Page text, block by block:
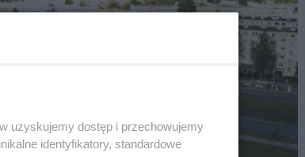
uzyskujemy dostęp i przechowujemy
identyfikatory, standardowe